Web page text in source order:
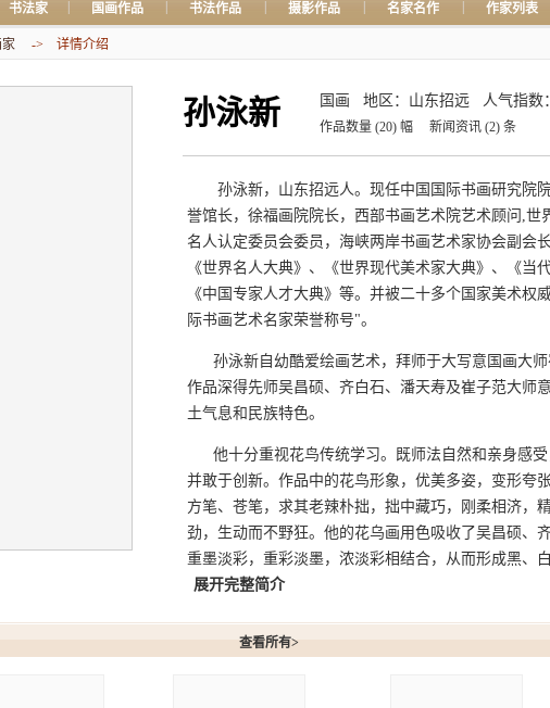
书法家 国画作品 书法作品 摄影作品 名家名作 作家列表
-> 详情介绍
孙泳新 国画 地区：山东招远 人气指数
作品数量 (20) 幅 新闻资讯 (2) 条
孙泳新，山东招远人。现任中国国际书画研究院院
誉馆长，徐福画院院长，西部书画艺术院艺术顾问,世
名人认定委员会委员，海峡两岸书画艺术家协会副会
《世界名人大典》、《世界现代美术家大典》、《当
《中国专家人才大典》等。并被二十多个国家美术权
际书画艺术名家荣誉称号"。
孙泳新自幼酷爱绘画艺术，拜师于大写意国画大师
作品深得先师吴昌硕、齐白石、潘天寿及崔子范大师
土气息和民族特色。
他十分重视花鸟传统学习。既师法自然和亲身感受
并敢于创新。作品中的花鸟形象，优美多姿，变形夸
方笔、苍笔，求其老辣朴拙，拙中藏巧，刚柔相济，
劲，生动而不野狂。他的花乌画用色吸收了吴昌硕、
重墨淡彩，重彩淡墨，浓淡彩相结合，从而形成黑、
展开完整简介
查看所有>